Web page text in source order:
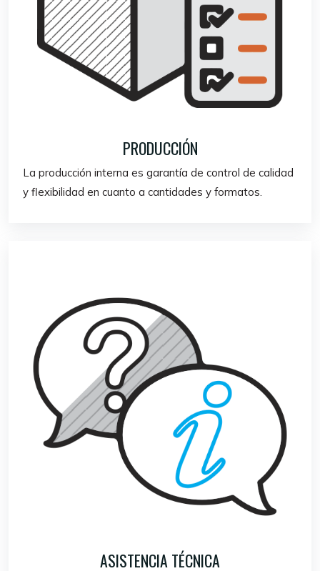
PRODUCCIÓN
La producción interna es garantía de control de calidad
y flexibilidad en cuanto a cantidades y formatos.
ASISTENCIA TÉCNICA